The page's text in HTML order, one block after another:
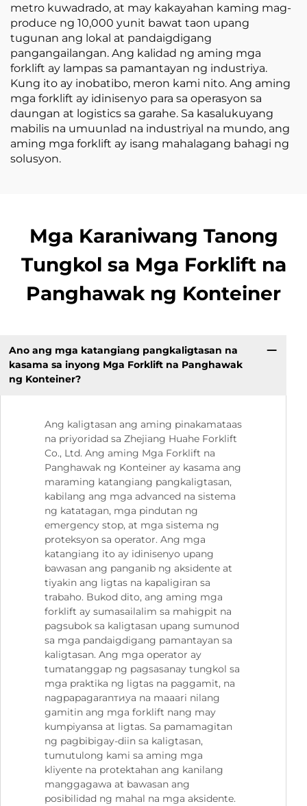
metro kuwadrado, at may kakayahan kaming mag-
produce ng 10,000 yunit bawat taon upang
tugunan ang lokal at pandaigdigang
pangangailangan. Ang kalidad ng aming mga
forklift ay lampas sa pamantayan ng industriya.
Kung ito ay inobatibo, meron kami nito. Ang aming
mga forklift ay idinisenyo para sa operasyon sa
daungan at logistics sa garahe. Sa kasalukuyang
mabilis na umuunlad na industriyal na mundo, ang
aming mga forklift ay isang mahalagang bahagi ng
solusyon.
Mga Karaniwang Tanong
Tungkol sa Mga Forklift na
Panghawak ng Konteiner
Ano ang mga katangiang pangkaligtasan na
kasama sa inyong Mga Forklift na Panghawak
ng Konteiner?
Ang kaligtasan ang aming pinakamataas
na priyoridad sa Zhejiang Huahe Forklift
Co., Ltd. Ang aming Mga Forklift na
Panghawak ng Konteiner ay kasama ang
maraming katangiang pangkaligtasan,
kabilang ang mga advanced na sistema
ng katatagan, mga pindutan ng
emergency stop, at mga sistema ng
proteksyon sa operator. Ang mga
katangiang ito ay idinisenyo upang
bawasan ang panganib ng aksidente at
tiyakin ang ligtas na kapaligiran sa
trabaho. Bukod dito, ang aming mga
forklift ay sumasailalim sa mahigpit na
pagsubok sa kaligtasan upang sumunod
sa mga pandaigdigang pamantayan sa
kaligtasan. Ang mga operator ay
tumatanggap ng pagsasanay tungkol sa
mga praktika ng ligtas na paggamit, na
nagpapagaranтиya na maaari nilang
gamitin ang mga forklift nang may
kumpiyansa at ligtas. Sa pamamagitan
ng pagbibigay-diin sa kaligtasan,
tumutulong kami sa aming mga
kliyente na protektahan ang kanilang
manggagawa at bawasan ang
posibilidad ng mahal na mga aksidente.